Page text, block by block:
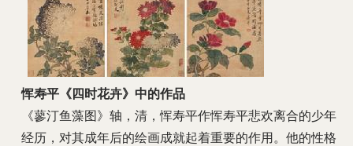
恽寿平《四时花卉》中的作品
《蓼汀鱼藻图》轴，清，恽寿平作恽寿平悲欢离合的少年
经历，对其成年后的绘画成就起着重要的作用。他的性格